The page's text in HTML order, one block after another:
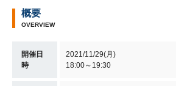
概要
OVERVIEW
開催日
時
2021/11/29(月)
18:00～19:30